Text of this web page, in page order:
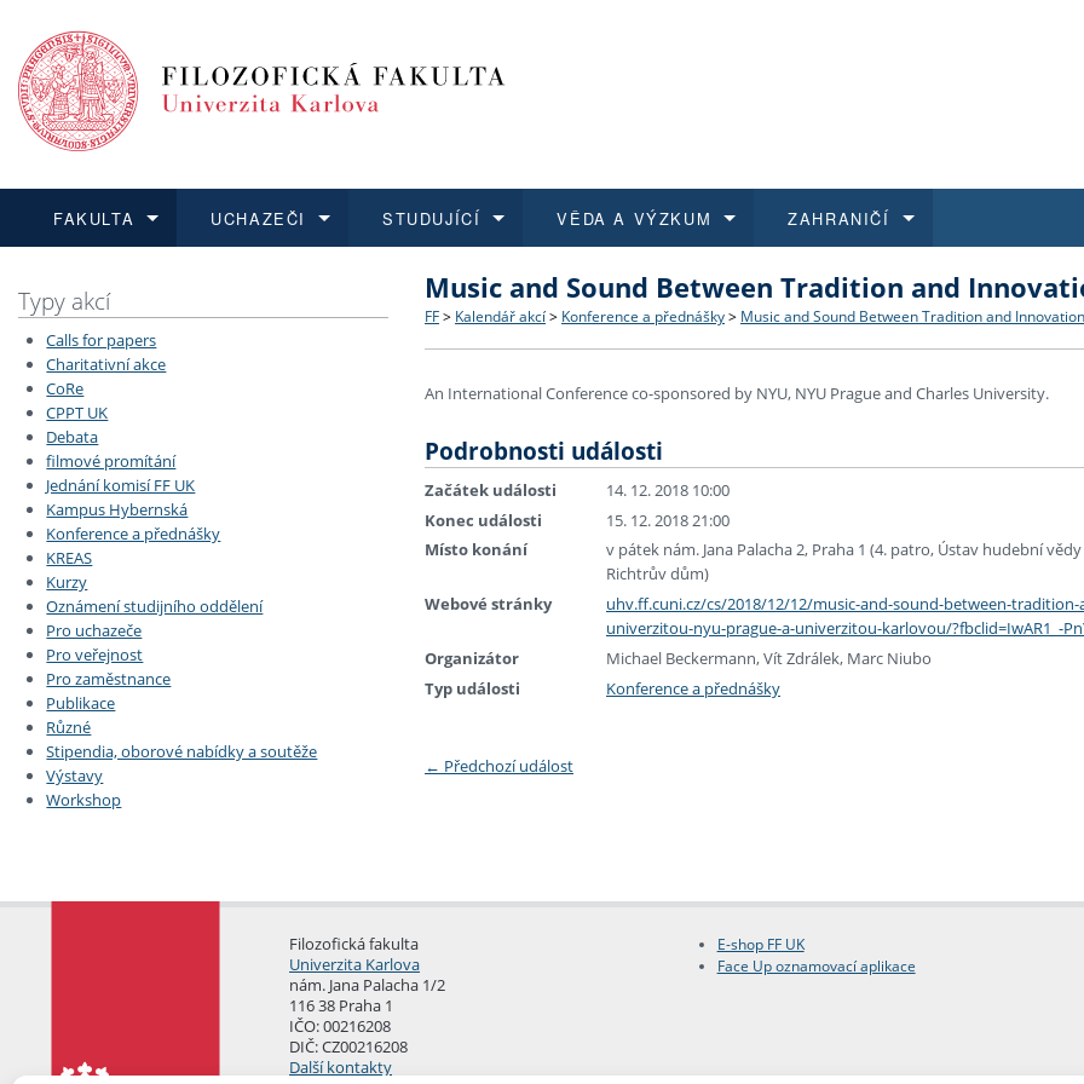
FAKULTA
Dozvědět se více
Struktura a historie
Strategie a další dokumenty
Pro
UCHAZEČI
Podat přihlášku
Co studovat a jak se přihlásit
Učitelské studijní programy
STUDUJÍCÍ
Dozvědět se více
Bakalářské a magisterské studium
Doktorské studium
VĚDA A VÝZKUM
Dozvědět se více
O vědě a výzkumu na FF UK
Akademické kvalifikace
ZAHRANIČÍ
Dozvědět se více
Aktuální nabídky a výběrová řízení
Vyjíždějící studenti
Typy akcí
Calls for papers
Charitativní akce
CoRe
CPPT UK
Debata
filmové promítání
Jednání komisí FF UK
Kampus Hybernská
Konference a přednášky
KREAS
Kurzy
Oznámení studijního oddělení
Pro uchazeče
Pro veřejnost
Pro zaměstnance
Publikace
Různé
Stipendia, oborové nabídky a soutěže
Výstavy
Workshop
Music and Sound Between Tradition and
FF > Kalendář akcí > Konference a přednášky > Music and Sound Between Tradition and Innovation
An International Conference co-sponsored by NYU, NYU Prague and Charles University.
Podrobnosti události
Začátek události
14. 12. 2018 10:00
Konec události
15. 12. 2018 21:00
Místo konání
v pátek nám. Jana Palacha 2, Praha 1 (4. patro, Ústav hudební
Richtrův dům)
Webové stránky
uhv.ff.cuni.cz/cs/2018/12/12/music-and-sound-between-
univerzitou-nyu-prague-a-univerzitou-karlovou/?fbclid=IwAR1_-
Organizátor
Michael Beckermann, Vít Zdrálek, Marc Niubo
Typ události
Konference a přednášky
← Předchozí událost
Filozofická fakulta
Univerzita Karlova
nám. Jana Palacha 1/2
116 38 Praha 1
IČO: 00216208
DIČ: CZ00216208
Další kontakty
E-shop FF UK
Face Up oznamovací aplikace